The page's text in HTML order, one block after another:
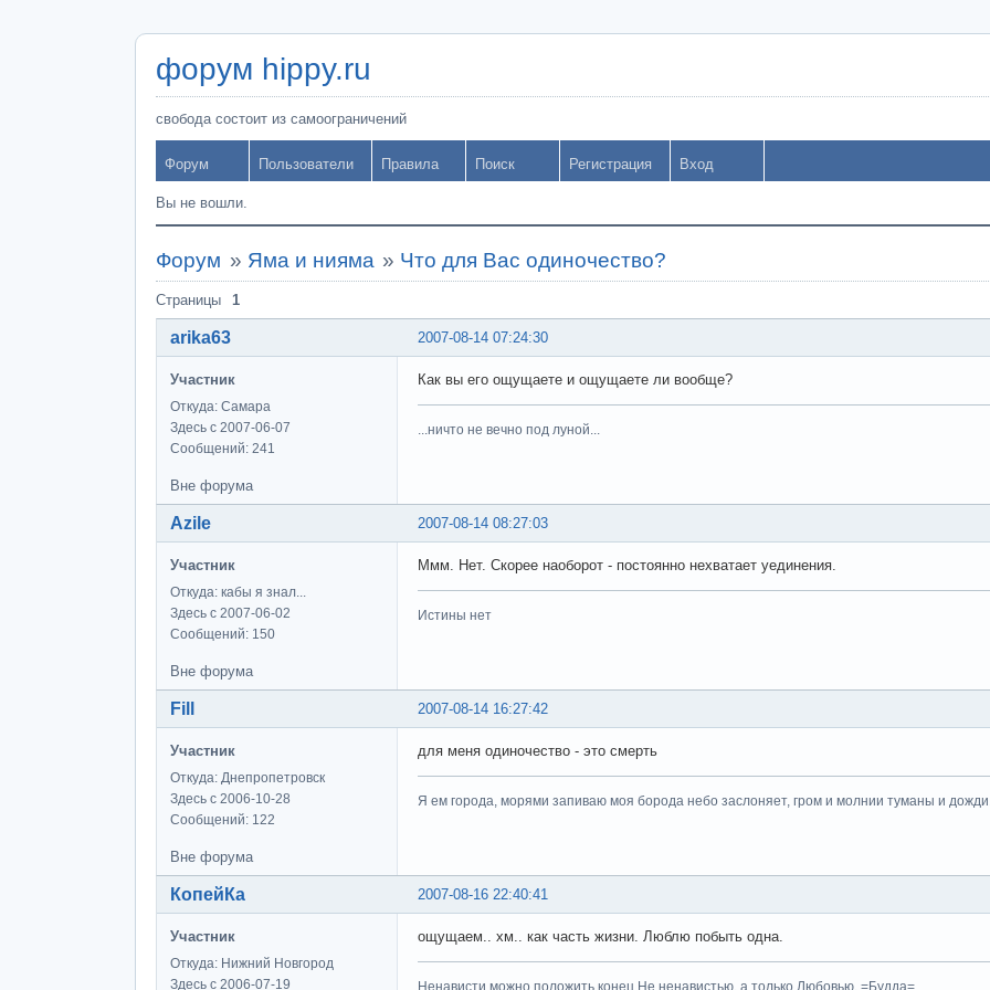
форум hippy.ru
свобода состоит из самоограничений
Форум Пользователи Правила Поиск Регистрация Вход
Вы не вошли.
Форум » Яма и нияма » Что для Вас одиночество?
Страницы 1
2007-08-14 07:24:30
arika63
Участник
Откуда: Самара
Здесь с 2007-06-07
Сообщений: 241
Как вы его ощущаете и ощущаете ли вообще?
...ничто не вечно под луной...
Вне форума
2007-08-14 08:27:03
Azile
Участник
Откуда: кабы я знал...
Здесь с 2007-06-02
Сообщений: 150
Ммм. Нет. Скорее наоборот - постоянно нехватает уединения.
Истины нет
Вне форума
2007-08-14 16:27:42
Fill
Участник
Откуда: Днепропетровск
Здесь с 2006-10-28
Сообщений: 122
для меня одиночество - это смерть
Я ем города, морями запиваю моя борода небо заслоняет, гром и молнии туманы и
Вне форума
2007-08-16 22:40:41
КопейКа
Участник
Откуда: Нижний Новгород
Здесь с 2006-07-19
ощущаем.. хм.. как часть жизни. Люблю побыть одна.
Ненависти можно положить конец Не ненавистью, а только Любовью. =Будда=